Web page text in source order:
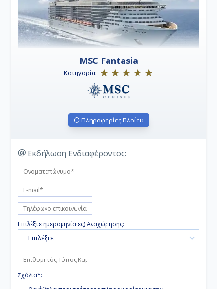
MSC Fantasia
Κατηγορία:
Πληροφορίες Πλοίου
Εκδήλωση Ενδιαφέροντος:
Επιλέξτε ημερομηνία(ες) Αναχώρησης:
Επιλέξτε
Σχόλια*: